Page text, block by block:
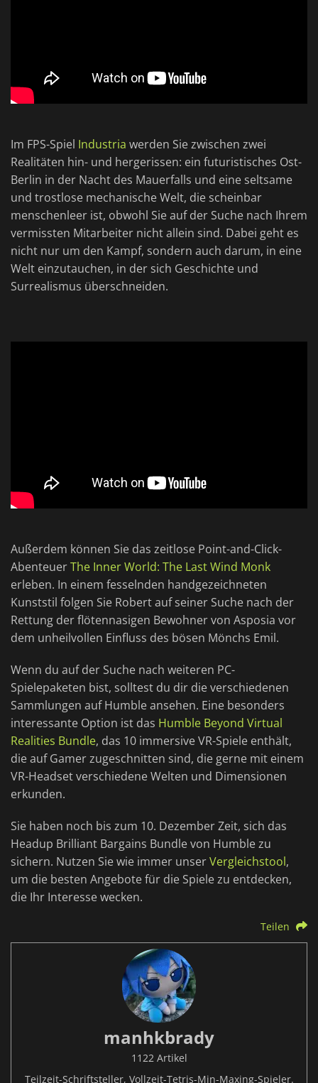
Im FPS-Spiel Industria werden Sie zwischen zwei
Realitäten hin- und hergerissen: ein futuristisches Ost-
Berlin in der Nacht des Mauerfalls und eine seltsame
und trostlose mechanische Welt, die scheinbar
menschenleer ist, obwohl Sie auf der Suche nach Ihrem
vermissten Mitarbeiter nicht allein sind. Dabei geht es
nicht nur um den Kampf, sondern auch darum, in eine
Welt einzutauchen, in der sich Geschichte und
Surrealismus überschneiden.
Außerdem können Sie das zeitlose Point-and-Click-
AbenteuerThe Inner World: The Last Wind Monk
erleben. In einem fesselnden handgezeichneten
Kunststil folgen Sie Robert auf seiner Suche nach der
Rettung der flötennasigen Bewohner von Asposia vor
dem unheilvollen Einfluss des bösen Mönchs Emil.
Wenn du auf der Suche nach weiteren PC-
Spielepaketen bist, solltest du dir die verschiedenen
Sammlungen auf Humble ansehen. Eine besonders
interessante Option ist das Humble Beyond Virtual
Realities Bundle, das 10 immersive VR-Spiele enthält,
die auf Gamer zugeschnitten sind, die gerne mit einem
VR-Headset verschiedene Welten und Dimensionen
erkunden.
Sie haben noch bis zum 10. Dezember Zeit, sich das
Headup Brilliant Bargains Bundle von Humble zu
sichern. Nutzen Sie wie immer unserVergleichstool,
um die besten Angebote für die Spiele zu entdecken,
die Ihr Interesse wecken.
Teilen
manhkbrady
1122 Artikel
Teilzeit-Schriftsteller, Vollzeit-Tetris-Min-Maxing-Spieler.